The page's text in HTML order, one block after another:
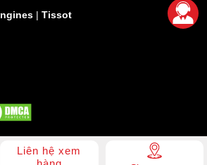
Liên hệ xem
| Tissot